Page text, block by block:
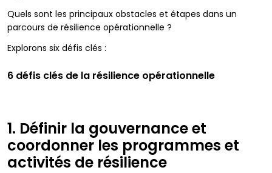
Quels sont les principaux obstacles et étapes dans un
parcours de résilience opérationnelle ?
Explorons six défis clés :
6 défis clés de la résilience opérationnelle
1. Définir la gouvernance et
coordonner les programmes et
activités de résilience